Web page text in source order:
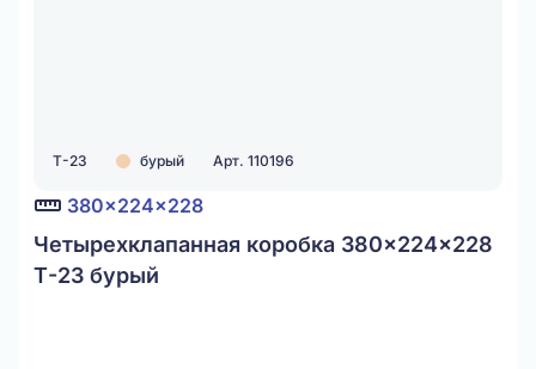
Т-23 бурый Арт. 110196
380x224x228
Четырехклапанная коробка 380x224x228
Т-23 бурый